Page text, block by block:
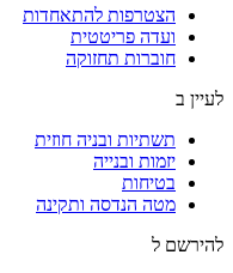
הצטרפות להתאחדות
ועדה פריטטית
חוברות תחזוקה
לעיין ב
תשתיות ובניה חוזית
יזמות ובנייה
בטיחות
מטה הנדסה ותקינה
להירשם ל